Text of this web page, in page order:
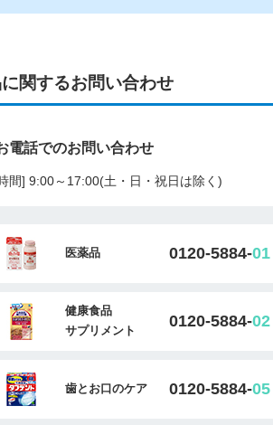
関するお問い合わせ
電話でのお問い合わせ
間] 9:00～17:00(土・日・祝日は除く)
医薬品 0120-5884-01
健康食品
サプリメント
0120-5884-02
歯とお口のケア 0120-5884-05